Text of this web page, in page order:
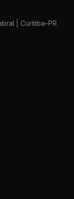
| Curitiba–PR